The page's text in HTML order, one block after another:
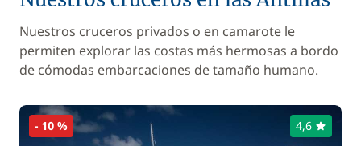
Nuestros cruceros privados o en camarote le
permiten explorar las costas más hermosas a bordo
de cómodas embarcaciones de tamaño humano.
- 10 % 4,6